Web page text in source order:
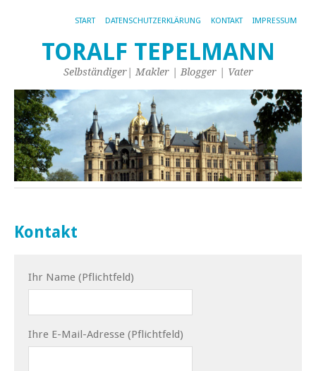
START DATENSCHUTZERKLÄRUNG KONTAKT IMPRESSUM
TORALF TEPELMANN
Selbständiger| Makler | Blogger | Vater
Kontakt
Ihr Name (Pflichtfeld)
Ihre E-Mail-Adresse (Pflichtfeld)